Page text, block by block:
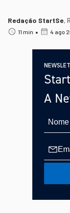
Redação StartSe,
11 min • 4 ago
A